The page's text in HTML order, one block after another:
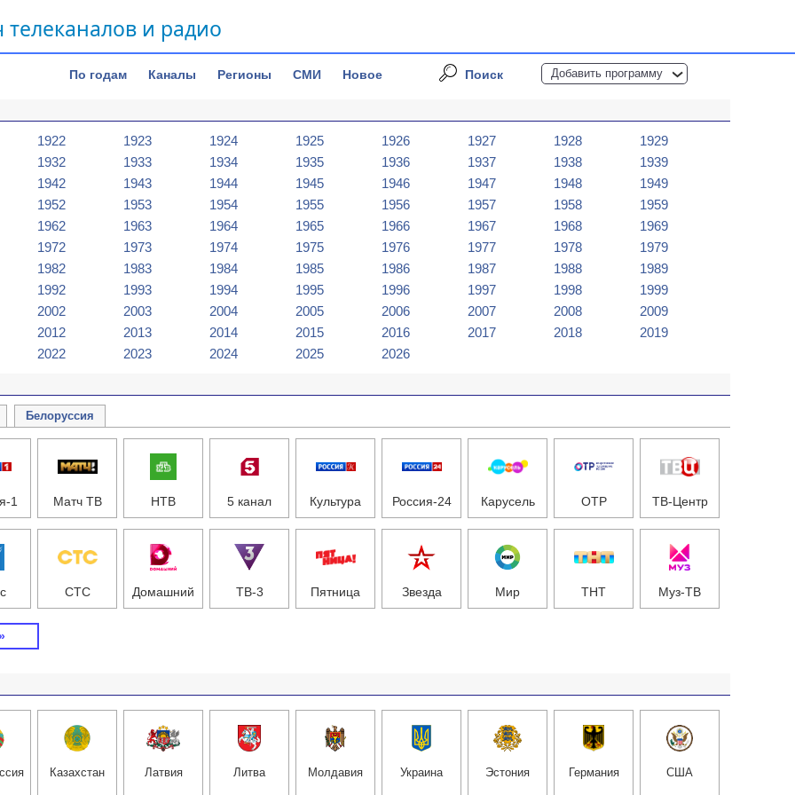
и радио
По годам Каналы Регионы СМИ Новое Поиск Добавить программу
1922 1923 1924 1925 1926 1927 1928
1929
1932
1933 1934 1935 1936 1937 1938
1939
1942
1943 1944 1945 1946 1947 1948
1949
1952
1953 1954 1955 1956 1957 1958
1959
1962
1963 1964 1965 1966 1967 1968
1969
1972
1973 1974 1975 1976 1977 1978
1979
1982
1983 1984 1985 1986 1987 1988
1989
1992
1993 1994 1995 1996 1997 1998
1999
2002
2003 2004 2005 2006 2007 2008
2009
2012
2013 2014 2015 2016 2017 2018
2019
2022
2023 2024 2025 2026
Белоруссия
1 Матч ТВ НТВ 5 канал Культура Россия-24 Карусель ОТР ТВ-Центр
СТС Домашний ТВ-3 Пятница Звезда Мир ТНТ Муз-ТВ
Казахстан Латвия Литва Молдавия Украина Эстония Германия США